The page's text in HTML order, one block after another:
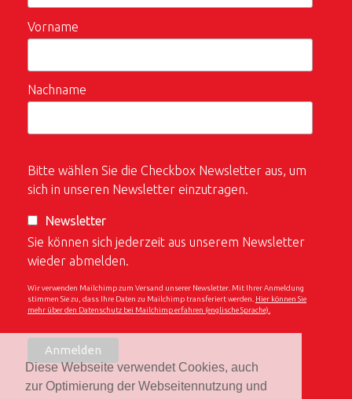
Diese Webseite verwendet Cookies, auch
zur Optimierung der Webseitennutzung und
Vorname
Nachname
Bitte wählen Sie die Checkbox Newsletter aus, um
sich in unseren Newsletter einzutragen.
Newsletter
Sie können sich jederzeit aus unserem Newsletter
wieder abmelden.
Wir verwenden Mailchimp zum Versand unserer Newsletter. Mit Ihrer Anmeldung
stimmen Sie zu, dass Ihre Daten zu Mailchimp transferiert werden. Hier können Sie
mehr über den Datenschutz bei Mailchimp erfahren (englische Sprache).